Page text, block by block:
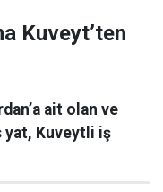
Kuveyt’ten
ait olan ve
yat, Kuveytli iş